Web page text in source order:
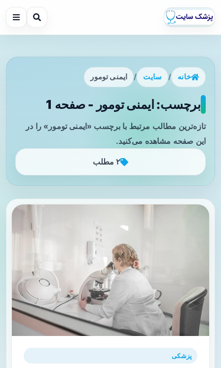
خانه / سایت / ایمنی تومور
برچسب: ایمنی تومور - صفحه 1
تازه‌ترین مطالب مرتبط با برچسب «ایمنی تومور» را در
این صفحه مشاهده می‌کنید.
۲ مطلب
پزشکی